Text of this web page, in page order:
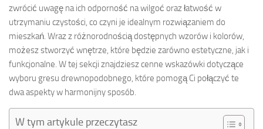
zwrócić uwagę na ich odporność na wilgoć oraz łatwość w
utrzymaniu czystości, co czyni je idealnym rozwiązaniem do
mieszkań. Wraz z różnorodnością dostępnych wzorów i kolorów,
możesz stworzyć wnętrze, które będzie zarówno estetyczne, jak i
funkcjonalne. W tej sekcji znajdziesz cenne wskazówki dotyczące
wyboru gresu drewnopodobnego, które pomogą Ci połączyć te
dwa aspekty w harmonijny sposób.
W tym artykule przeczytasz